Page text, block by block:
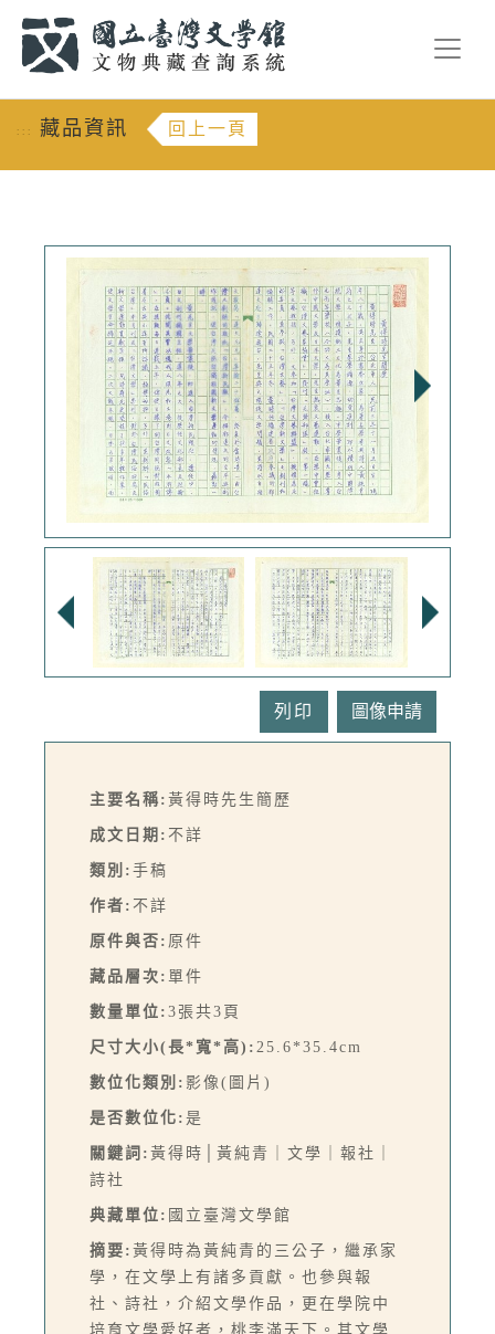
::: 藏品資訊 回上一頁
列印
主要名稱: 黃得時先生簡歷
成文日期: 不詳
類別: 手稿
作者: 不詳
原件與否: 原件
藏品層次: 單件
數量單位: 3張共3頁
尺寸大小(長*寬*高): 25.6*35.4cm
數位化類別: 影像(圖片)
是否數位化: 是
關鍵詞: 黃得時│黃純青｜文學｜報社｜
詩社
典藏單位: 國立臺灣文學館
摘要: 黃得時為黃純青的三公子，繼承家
學，在文學上有諸多貢獻。也參與報
社、詩社，介紹文學作品，更在學院中
培育文學愛好者，桃李滿天下。其文學